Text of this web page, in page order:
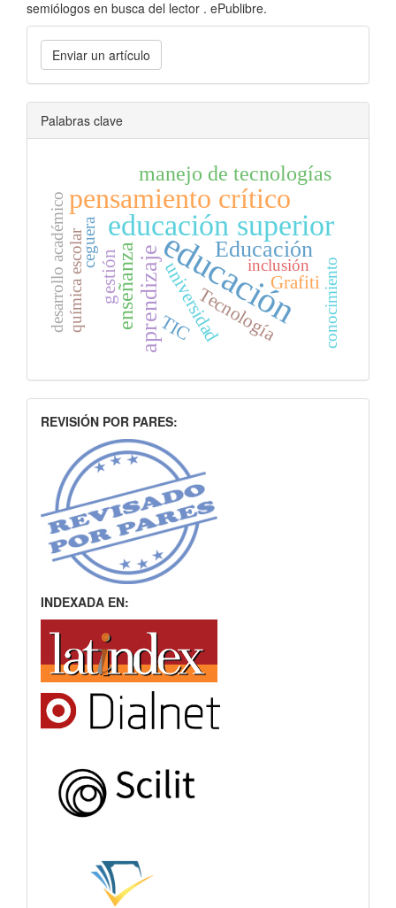
semiólogos en busca del lector . ePublibre.
Enviar
un
artículo
Enviar un artículo
Palabras clave
educación
educación superior
pensamiento crítico
Educación
aprendizaje
manejo de tecnologías
enseñanza universidadTecnología
gestión Grafiti
TIC
desarrollo académico ceguera inclusión
química escolar conocimiento
INDEXACION
REVISIÓN POR PARES:
INDEXADA EN: